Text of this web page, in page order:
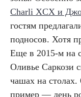
Charli XCX и
гостям
подносов. Хотя
Еще в 2015-м на
Оливье Саркози
чашах на
пример — день